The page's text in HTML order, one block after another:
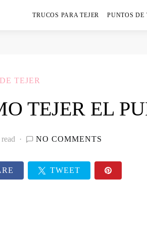
TRUCOS PARA TEJER PUNTOS DE
TEJER
TEJER EL
NO COMMENTS
TWEET